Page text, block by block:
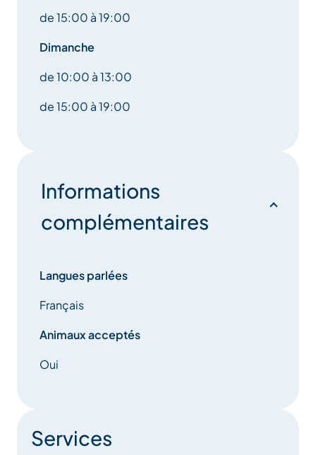
de 15:00 à 19:00
Dimanche
de 10:00 à 13:00
de 15:00 à 19:00
Informations
complémentaires
Langues parlées
Français
Animaux acceptés
Oui
Services